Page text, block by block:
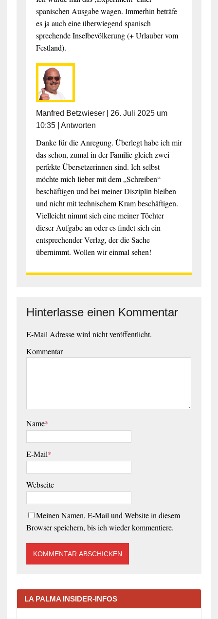
spanischen Ausgabe wagen. Immerhin beträfe
es ja auch eine überwiegend spanisch
sprechende Inselbevölkerung (+ Urlauber vom
Festland).
Manfred Betzwieser| 26. Juli 2025 um
10:35| Antworten
Danke für die Anregung. Überlegt habe ich mir
das schon, zumal in der Familie gleich zwei
perfekte Übersetzerinnen sind. Ich selbst
möchte mich lieber mit dem „Schreiben“
beschäftigen und bei meiner Disziplin bleiben
und nicht mit technischem Kram beschäftigen.
Vielleicht nimmt sich eine meiner Töchter
dieser Aufgabe an oder es findet sich ein
entsprechender Verlag, der die Sache
übernimmt. Wollen wir einmal sehen!
Hinterlasse einen Kommentar
E-Mail Adresse wird nicht veröffentlicht.
Kommentar
Name*
E-Mail*
Webseite
Meinen Namen, E-Mail und Website in diesem
Browser speichern, bis ich wieder kommentiere.
LA PALMA INSIDER-INFOS